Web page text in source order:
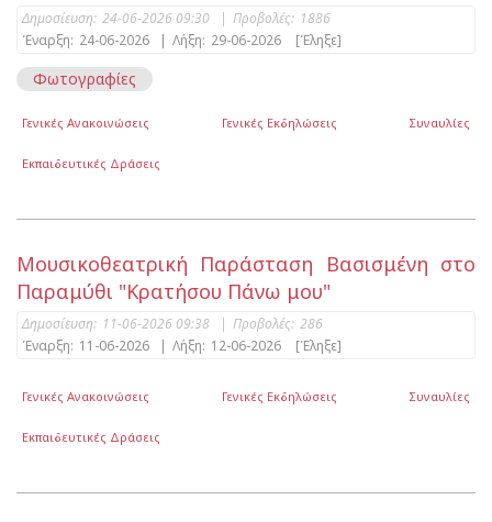
Δημοσίευση: 24-06-2026 09:30 | Προβολές: 1886
Έναρξη: 24-06-2026 | Λήξη: 29-06-2026 [Έληξε]
Φωτογραφίες
Γενικές Ανακοινώσεις Γενικές Εκδηλώσεις Συναυλίες
Εκπαιδευτικές Δράσεις
Μουσικοθεατρική Παράσταση Βασισμένη στο
Παραμύθι "Κρατήσου Πάνω μου"
Δημοσίευση: 11-06-2026 09:38 | Προβολές: 286
Έναρξη: 11-06-2026 | Λήξη: 12-06-2026 [Έληξε]
Γενικές Ανακοινώσεις Γενικές Εκδηλώσεις Συναυλίες
Εκπαιδευτικές Δράσεις